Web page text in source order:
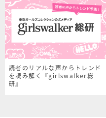
読者のリアルな声からトレンド
を読み解く『girlswalker総
研』